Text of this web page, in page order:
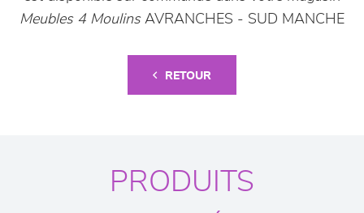
Meubles 4 MoulinsAVRANCHES - SUD MANCHE
RETOUR
PRODUITS